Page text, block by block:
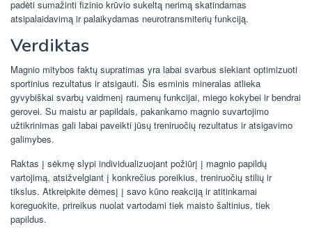
padėti sumažinti fizinio krūvio sukeltą nerimą skatindamas
atsipalaidavimą ir palaikydamas neurotransmiterių funkciją.
Verdiktas
Magnio mitybos faktų supratimas yra labai svarbus siekiant optimizuoti
sportinius rezultatus ir atsigauti. Šis esminis mineralas atlieka
gyvybiškai svarbų vaidmenį raumenų funkcijai, miego kokybei ir bendrai
gerovei. Su maistu ar papildais, pakankamo magnio suvartojimo
užtikrinimas gali labai paveikti jūsų treniruočių rezultatus ir atsigavimo
galimybes.
Raktas į sėkmę slypi individualizuojant požiūrį į magnio papildų
vartojimą, atsižvelgiant į konkrečius poreikius, treniruočių stilių ir
tikslus. Atkreipkite dėmesį į savo kūno reakciją ir atitinkamai
koreguokite, prireikus nuolat vartodami tiek maisto šaltinius, tiek
papildus.